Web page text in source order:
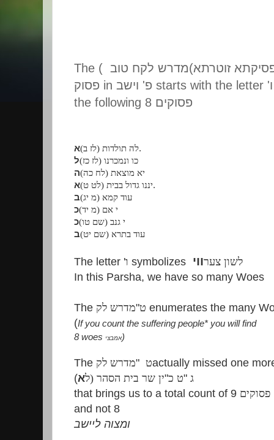
The ( מדרש לקח טוב(זוטרתא
פסוק in פ' וישב starts with the letter 'ו
the following 8 פסוקים
אלה תולדות (לז ב).
לכו ונמכרנו (לז כז)
היא מוצאת (לח כה)
איננו גדול בבית (לט ט).
בעוד קמא (מ יג)
כי אם (מ יד)
כי גנב (שם טו)
בעוד בתרא (שם יט)
The letter 'ו symbolizes ווילשון צער
In this Parsha, we have so many Woes
The מדרש לק"ט enumerates the many
(If you count the suffering people* you will find
8 woes אמבצי)
The מדרש לק" טactually missed one
(אין שר בית הסהר (ל"ט כ" ג
that brings us to a total count of 9 פסוקים
and not 8
ומצוה ליישב